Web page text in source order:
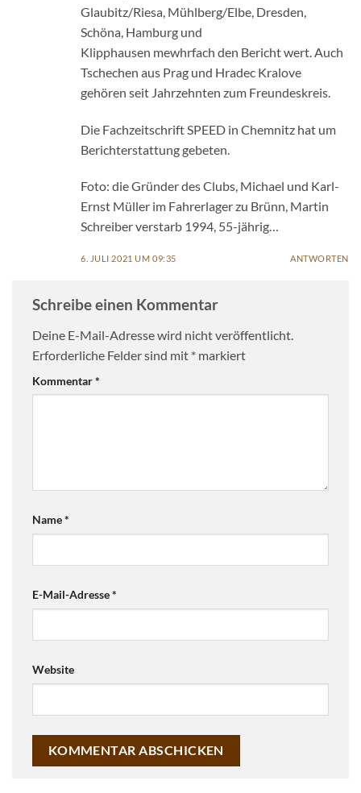
Glaubitz/Riesa, Mühlberg/Elbe, Dresden,
Schöna, Hamburg und
Klipphausen mewhrfach den Bericht wert. Auch
Tschechen aus Prag und Hradec Kralove
gehören seit Jahrzehnten zum Freundeskreis.
Die Fachzeitschrift SPEED in Chemnitz hat um
Berichterstattung gebeten.
Foto: die Gründer des Clubs, Michael und Karl-
Ernst Müller im Fahrerlager zu Brünn, Martin
Schreiber verstarb 1994, 55-jährig…
6. JULI 2021 UM 09:35 ANTWORTEN
Schreibe einen Kommentar
Deine E-Mail-Adresse wird nicht veröffentlicht.
Erforderliche Felder sind mit * markiert
Kommentar*
Name*
E-Mail-Adresse*
Website